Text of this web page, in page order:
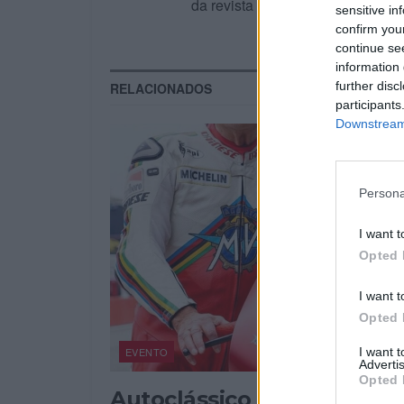
sensitive
confirm
continue
information
further
I want
Opted
I want
Opted
I want
Opted
da revista Motos, que está nas
RELACIONADOS
EVENTO